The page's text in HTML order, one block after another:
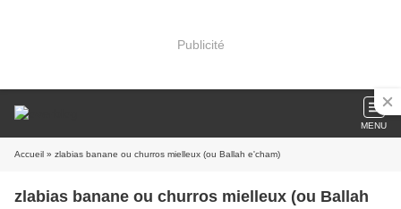
Publicité
MENU
Accueil » zlabias banane ou churros mielleux (ou Ballah e'cham)
zlabias banane ou churros mielleux (ou Ballah